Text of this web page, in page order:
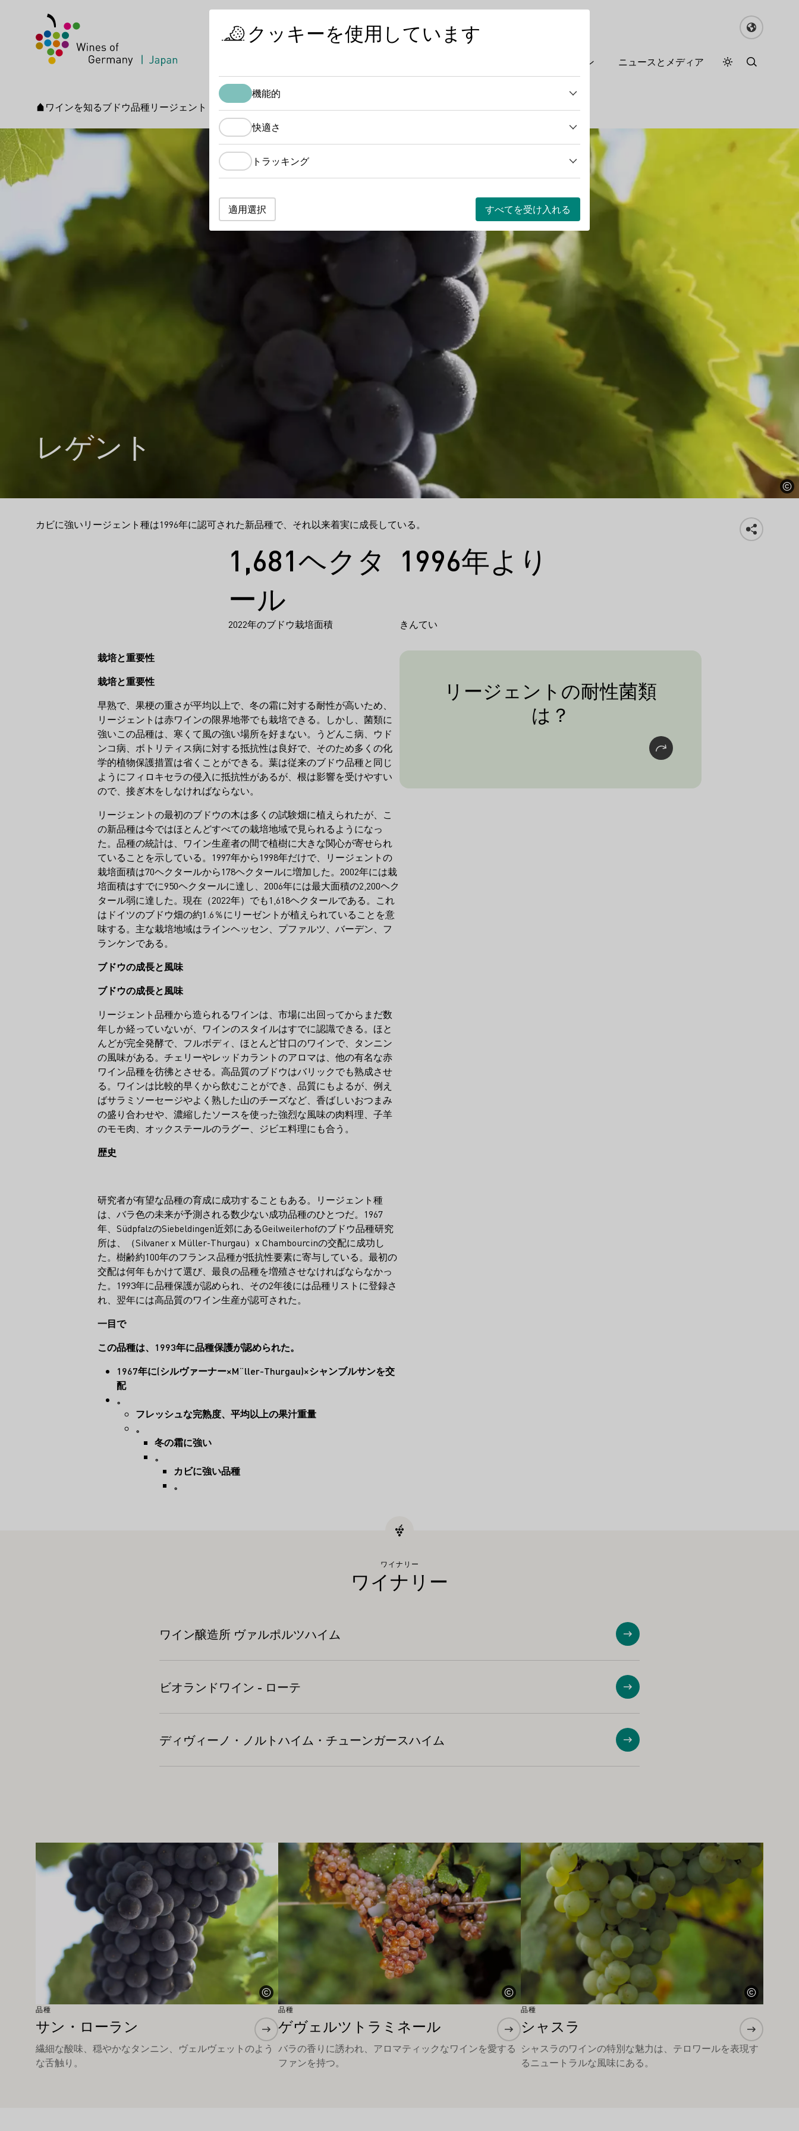
日本におけるドイツワイン ニュースとメディア デイモード
ダークモード
スタートページ
ワインを知るブドウ品種リージェント
レゲント
カビに強いリージェント種は1996年に認可された新品種で、それ以来着実に成長している。
1,681ヘクタ
ール
2022年のブドウ栽培面積
1996年より
きんてい
栽培と重要性
栽培と重要性
早熟で、果梗の重さが平均以上で、冬の霜に対する耐性が高いため、
リージェントは赤ワインの限界地帯でも栽培できる。しかし、菌類に
強いこの品種は、寒くて風の強い場所を好まない。うどんこ病、ウド
ンコ病、ボトリティス病に対する抵抗性は良好で、そのため多くの化
学的植物保護措置は省くことができる。葉は従来のブドウ品種と同じ
ようにフィロキセラの侵入に抵抗性があるが、根は影響を受けやすい
ので、接ぎ木をしなければならない。
リージェントの最初のブドウの木は多くの試験畑に植えられたが、こ
の新品種は今ではほとんどすべての栽培地域で見られるようになっ
た。品種の統計は、ワイン生産者の間で植樹に大きな関心が寄せられ
ていることを示している。1997年から1998年だけで、リージェントの
栽培面積は70ヘクタールから178ヘクタールに増加した。2002年には栽
培面積はすでに950ヘクタールに達し、2006年には最大面積の2,200ヘク
タール弱に達した。現在（2022年）でも1,618ヘクタールである。これ
はドイツのブドウ畑の約1.6％にリーゼントが植えられていることを意
味する。主な栽培地域はラインヘッセン、プファルツ、バーデン、フ
ランケンである。
ブドウの成長と風味
ブドウの成長と風味
リージェント品種から造られるワインは、市場に出回ってからまだ数
年しか経っていないが、ワインのスタイルはすでに認識できる。ほと
んどが完全発酵で、フルボディ、ほとんど甘口のワインで、タンニン
の風味がある。チェリーやレッドカラントのアロマは、他の有名な赤
ワイン品種を彷彿とさせる。高品質のブドウはバリックでも熟成させ
る。ワインは比較的早くから飲むことができ、品質にもよるが、例え
ばサラミソーセージやよく熟した山のチーズなど、香ばしいおつまみ
の盛り合わせや、濃縮したソースを使った強烈な風味の肉料理、子羊
のモモ肉、オックステールのラグー、ジビエ料理にも合う。
歴史
研究者が有望な品種の育成に成功することもある。リージェント種
は、バラ色の未来が予測される数少ない成功品種のひとつだ。1967
年、SüdpfalzのSiebeldingen近郊にあるGeilweilerhofのブドウ品種研究
所は、（Silvaner x Müller-Thurgau）x Chambourcinの交配に成功し
た。樹齢約100年のフランス品種が抵抗性要素に寄与している。最初の
交配は何年もかけて選び、最良の品種を増殖させなければならなかっ
た。1993年に品種保護が認められ、その2年後には品種リストに登録さ
れ、翌年には高品質のワイン生産が認可された。
一目で
この品種は、1993年に品種保護が認められた。
1967年に(シルヴァーナー×M¨ller-Thurgau)×シャンブルサンを交
配
。
フレッシュな完熟度、平均以上の果汁重量
。
冬の霜に強い
。
カビに強い品種
。
リージェントの耐性菌類
は？
リージェントが耐性を持つ最も重要
なカビ病は、ペロノスポラ（べと
病）とオイジウム（うどんこ病）の2
ワイナリー
ワイナリー
ワイン醸造所 ヴァルポルツハイム ショー
ビオランドワイン - ローテ ショー
ディヴィーノ・ノルトハイム・チューンガースハイム ショー
こちらもお勧めです
品種
サン・ローラン
繊細な酸味、穏やかなタンニン、ヴェルヴェットのよう
な舌触り。
もっと詳しく
品種
ゲヴェルツトラミネール
バラの香りに誘われ、アロマティックなワインを愛する
ファンを持つ。
もっと詳しく
品種
シャスラ
シャスラのワインの特別な魅力は、テロワールを表現す
るニュートラルな風味にある。
もっと詳しく
クッキーを使用しています
機能的
快適さ
トラッキング
適用選択 すべてを受け入れる